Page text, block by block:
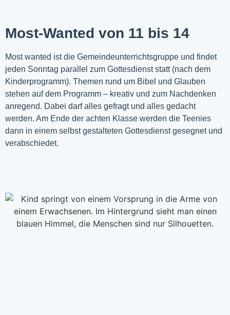
Most-Wanted von 11 bis 14
Most wanted ist die Gemeindeunterrichtsgruppe und findet
jeden Sonntag parallel zum Gottesdienst statt (nach dem
Kinderprogramm). Themen rund um Bibel und Glauben
stehen auf dem Programm – kreativ und zum Nachdenken
anregend. Dabei darf alles gefragt und alles gedacht
werden. Am Ende der achten Klasse werden die Teenies
dann in einem selbst gestalteten Gottesdienst gesegnet und
verabschiedet.